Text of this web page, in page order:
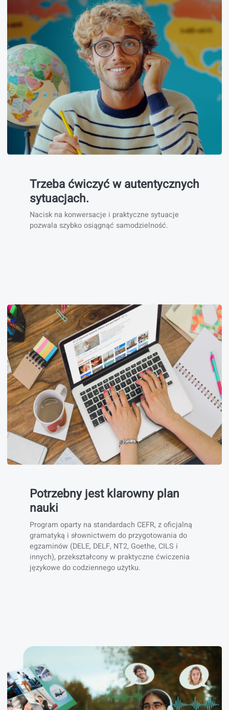
Każdy kursant ma osobistego nauczyciela do
praktyki rozmowy, który co miesiąc dostosowuje
program zajęć.
Trzeba ćwiczyć w autentycznych
sytuacjach.
Nacisk na konwersacje i praktyczne sytuacje
pozwala szybko osiągnąć samodzielność.
Potrzebny jest klarowny plan
nauki
Program oparty na standardach CEFR, z oficjalną